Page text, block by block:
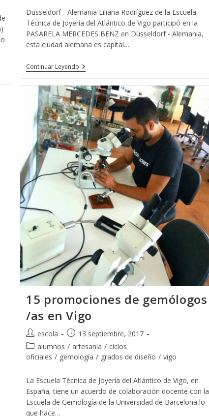
Düsseldorf - Alemania Liliana Rodríguez de la Escuela
Técnica de Joyería del Atlántico de Vigo participó en la
PASARELA MERCEDES BENZ en Düsseldorf - Alemania,
esta ciudad alemana es capital…
Continuar Leyendo Liliana
Rodríguez
La
Escuela
Técnica
De
Joyería
Del
Atlántico
Con
MISS
MUNDO
ALEMANIA
2018
15 promociones de gemólogos
/as en Vigo
Autor
de
la
escola
Publicación
de
la
entrada:
13 septiembre, 2017
Categoría
de
entrada:
alumnos / artesania / ciclos
oficiales / gemología / grados de diseño / vigo
La Escuela Técnica de Joyería del Atlántico de Vigo, en
España, tiene un acuerdo de colaboración docente con la
Escuela de Gemología de la Universidad de Barcelona lo
que hace…